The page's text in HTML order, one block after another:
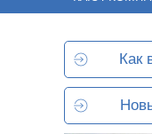
Как